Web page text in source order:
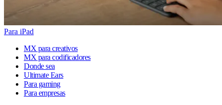
Para iPad
MX para creativos
MX para codificadores
Donde sea
Ultimate Ears
Para gaming
Para empresas